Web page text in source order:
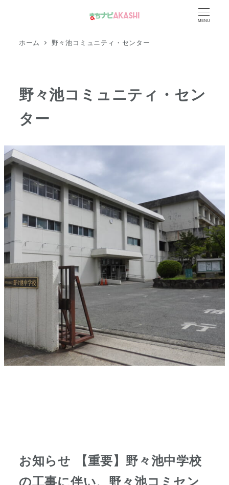
動
MENU
ホーム 野々池コミュニティ・センター
野々池コミュニティ・セン
ター
お知らせ 【重要】野々池中学校
の工事に伴い、野々池コミセン